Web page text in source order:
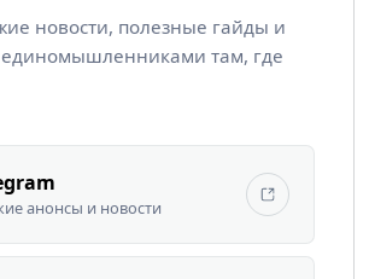
новости, полезные гайды и
единомышленниками там, где
анонсы и новости